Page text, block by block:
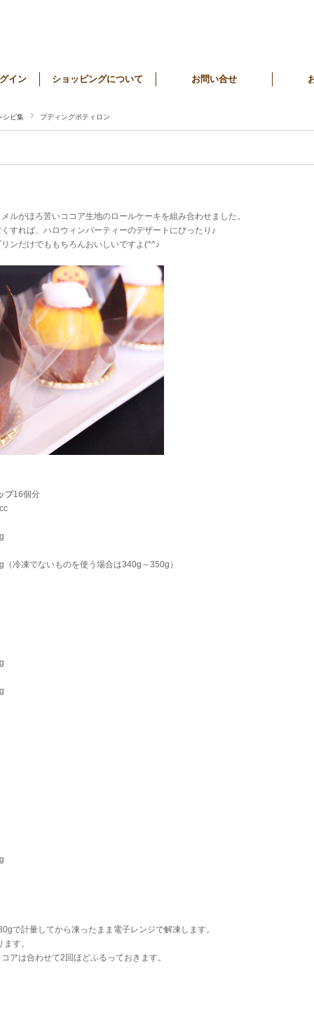
イン ショッピングについて お問い合せ
シピ集 プディングポティロン
ルがほろ苦いココア生地のロールケーキを組み合わせました。
すれば、ハロウィンパーティーのデザートにぴったり♪
ンだけでももちろんおいしいですよ(^^♪
プ16個分
（冷凍でないものを使う場合は340g～350g）
で計量してから凍ったまま電子レンジで解凍します。
す。
アは合わせて2回ほどふるっておきます。